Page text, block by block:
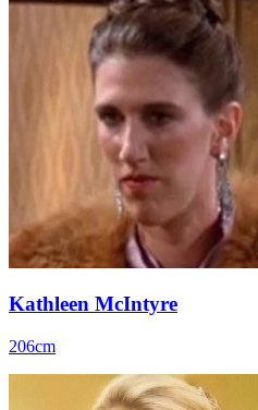
Kathleen McIntyre
206cm